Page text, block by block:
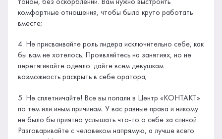
тоном, без оскорблений. Вам нужно выстроить
комфортные отношения, чтобы было круто работать
вместе;
4. Не присваивайте роль лидера исключительно себе, как
бы вам не хотелось. Проявляйтесь на занятиях, но не
перетягивайте одеяло: дайте всем девушкам
возможность раскрыть в себе оратора;
5. Не сплетничайте! Все вы попали в Центр «КОНТАКТ»
по тем или иным причинам. У вас равные права и никому
не было бы приятно услышать что-то о себе за спиной.
Разговаривайте с человеком напрямую, а лучше всего